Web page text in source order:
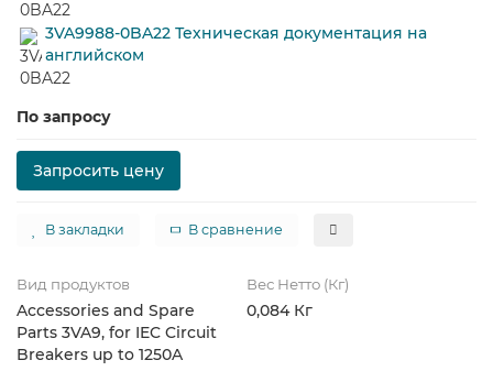
3VA9988-0BA22 Техническая документация на
английском
По запросу
Запросить цену
В закладки В сравнение
Вид продуктов
Accessories and Spare
Parts 3VA9, for IEC Circuit
Breakers up to 1250A
Вес Нетто (Кг)
0,084 Кг